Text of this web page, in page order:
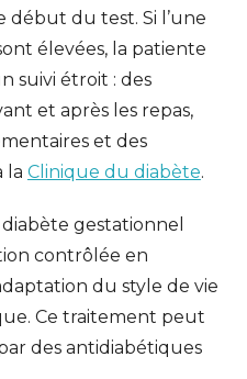
début du test. Si l’une
élevées, la patiente
suivi étroit : des
et après les repas,
et des
la Clinique du diabète.
gestationnel
contrôlée en
du style de vie
Ce traitement peut
des antidiabétiques